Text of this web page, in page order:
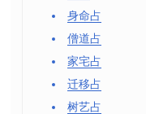
身命占
僧道占
家宅占
迁移占
树艺占